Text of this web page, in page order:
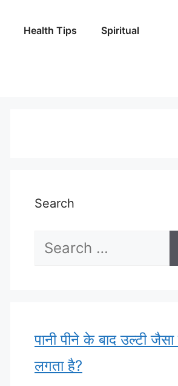
Health Tips Spiritual
Search
Search
पानी पीने के बाद उल्टी जैसा
लगता है?